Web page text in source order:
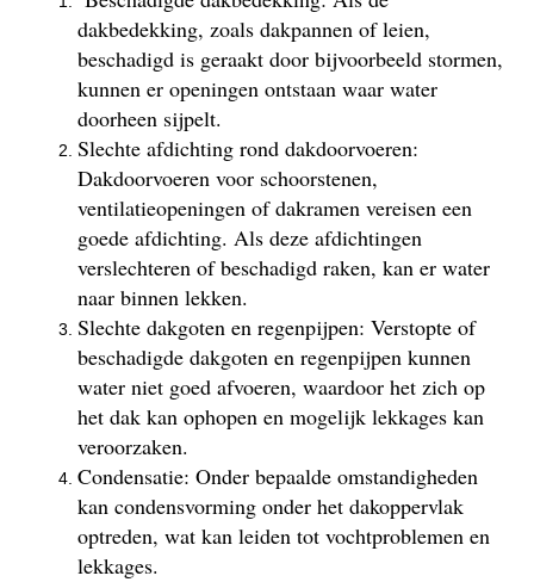
dakbedekking, zoals dakpannen of leien,
beschadigd is geraakt door bijvoorbeeld stormen,
kunnen er openingen ontstaan waar water
doorheen sijpelt.
Slechte afdichting rond dakdoorvoeren:
Dakdoorvoeren voor schoorstenen,
ventilatieopeningen of dakramen vereisen een
goede afdichting. Als deze afdichtingen
verslechteren of beschadigd raken, kan er water
naar binnen lekken.
Slechte dakgoten en regenpijpen: Verstopte of
beschadigde dakgoten en regenpijpen kunnen
water niet goed afvoeren, waardoor het zich op
het dak kan ophopen en mogelijk lekkages kan
veroorzaken.
Condensatie: Onder bepaalde omstandigheden
kan condensvorming onder het dakoppervlak
optreden, wat kan leiden tot vochtproblemen en
lekkages.